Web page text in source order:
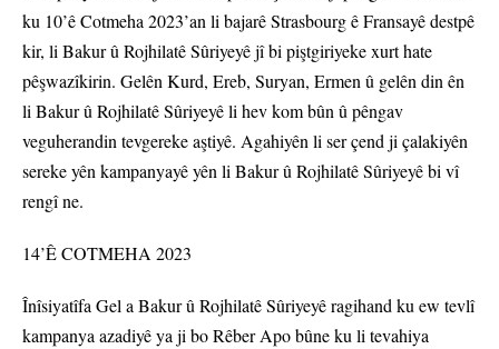
ku 10’ê Cotmeha 2023’an li bajarê Strasbourg ê Fransayê destpê
kir, li Bakur û Rojhilatê Sûriyeyê jî bi piştgiriyeke xurt hate
pêşwazîkirin. Gelên Kurd, Ereb, Suryan, Ermen û gelên din ên
li Bakur û Rojhilatê Sûriyeyê li hev kom bûn û pêngav
veguherandin tevgereke aştiyê. Agahiyên li ser çend ji çalakiyên
sereke yên kampanyayê yên li Bakur û Rojhilatê Sûriyeyê bi vî
rengî ne.
14’Ê COTMEHA 2023
Înîsiyatîfa Gel a Bakur û Rojhilatê Sûriyeyê ragihand ku ew tevlî
kampanya azadiyê ya ji bo Rêber Apo bûne ku li tevahiya